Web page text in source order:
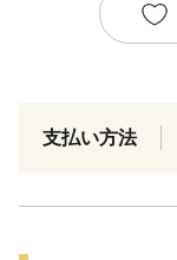
支払い方法